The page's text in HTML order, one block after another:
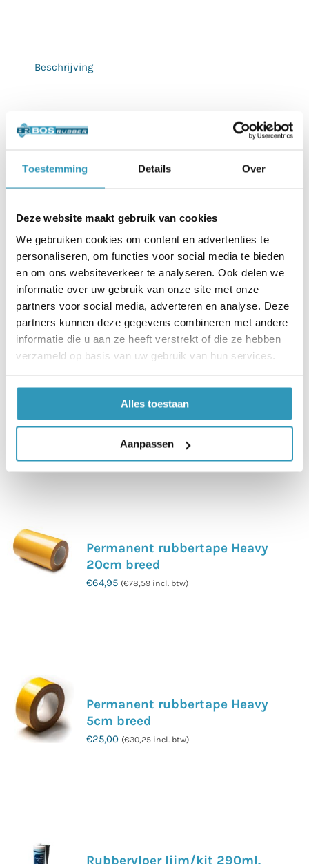
Toestemming Details Over
Deze website maakt gebruik van cookies
We gebruiken cookies om content en advertenties te
personaliseren, om functies voor social media te bieden
en om ons websiteverkeer te analyseren. Ook delen we
informatie over uw gebruik van onze site met onze
partners voor social media, adverteren en analyse. Deze
partners kunnen deze gegevens combineren met andere
informatie die u aan ze heeft verstrekt of die ze hebben
verzameld op basis van uw gebruik van hun services.
Alles toestaan
Aanpassen
Beschrijving
Dit oploopprofiel van 20 mm zorgt voor
van 20 mm dik. Voor de beste hechting
adviseren wij het profiel te verlijmen met
profielen eenvoudig op maat te snijden
met een stanleymes, wat de montage snel
en gemakkelijk maakt. Perfect voor een
professionele uitstraling én een
comfortabele, rolstoelvriendelijke opstap.
Maak je bestelling compleet
Permanent rubbertape Heavy
20cm breed
€64,95 (€78,59incl. btw)
Permanent rubbertape Heavy
5cm breed
€25,00 (€30,25incl. btw)
Rubbervloer lijm/kit 290ml.